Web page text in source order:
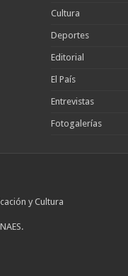
Cultura
Deportes
Editorial
El País
Entrevistas
Fotogalerías
y Cultura